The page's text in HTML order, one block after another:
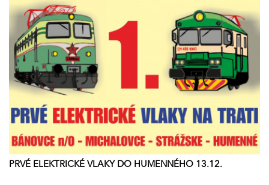
PRVÉ ELEKTRICKÉ VLAKY DO HUMENNÉHO 13.12.